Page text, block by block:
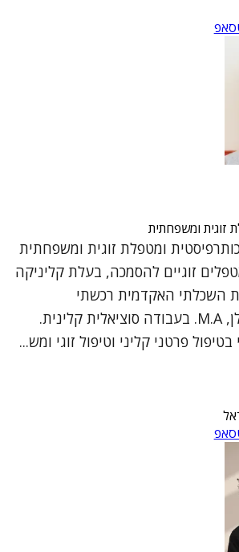
זוגית ומשפחתית
ומטפלת זוגית ומשפחתית
זוגיים להסמכה, בעלת קליניקה
השכלתי האקדמית רכשתי
באוניברסיטת בר אילן, M.A. בעבודה סוציאלית קלינית.
פרטני קליני וטיפול זוגי ומש...